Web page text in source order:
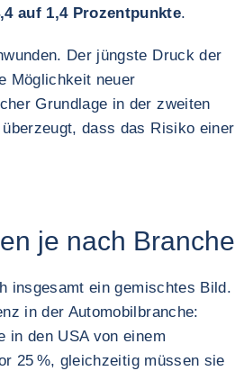
auf 1,4 Prozentpunkte.
Der jüngste Druck der
Möglichkeit neuer
Grundlage in der zweiten
dass das Risiko einer
je nach Branche
insgesamt ein gemischtes Bild.
in der Automobilbranche:
in den USA von einem
25 %, gleichzeitig müssen sie